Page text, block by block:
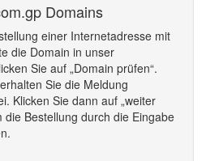
Domains
einer Internetadresse mit
die Domain in unser
Sie auf „Domain prüfen“.
Sie die Meldung
Klicken Sie dann auf „weiter
die Bestellung durch die Eingabe